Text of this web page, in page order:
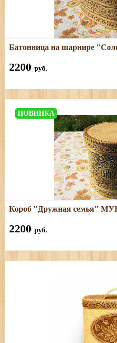
Размеры: длина - 24 см;
Батонница на шарнире
2200 руб.
НОВИНКА
Размеры: диаметр -
Короб "Дружная семья"
2200 руб.